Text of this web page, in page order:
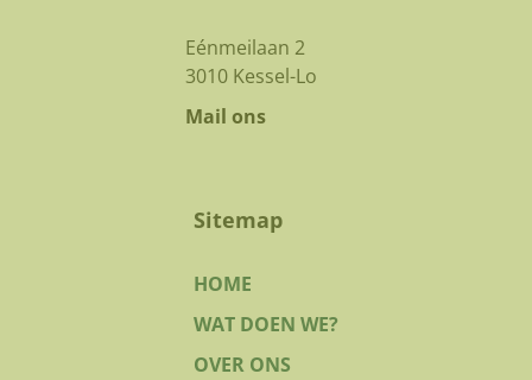
Sitemap
HOME
WAT DOEN WE?
OVER ONS
Eénmeilaan 2
3010 Kessel-Lo
Mail ons